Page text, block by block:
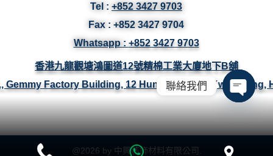
Tel : +852 3427 9703
Fax : +852 3427 9704
Whatsapp : +852 3427 9703
香港九龍觀塘鴻圖道12號精棉工業大廈地下B舖
Gemmy Factory Building, 12 Hung To Road, Kwun Tong,
@2026 by 中興裝飾材料有限公司.
聯絡我們
Open